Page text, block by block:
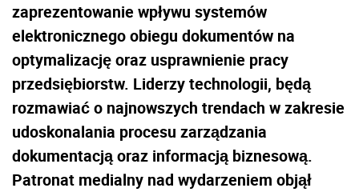
zaprezentowanie wpływu systemów
elektronicznego obiegu dokumentów na
optymalizację oraz usprawnienie pracy
przedsiębiorstw. Liderzy technologii, będą
rozmawiać o najnowszych trendach w zakresie
udoskonalania procesu zarządzania
dokumentacją oraz informacją biznesową.
Patronat medialny nad wydarzeniem objął